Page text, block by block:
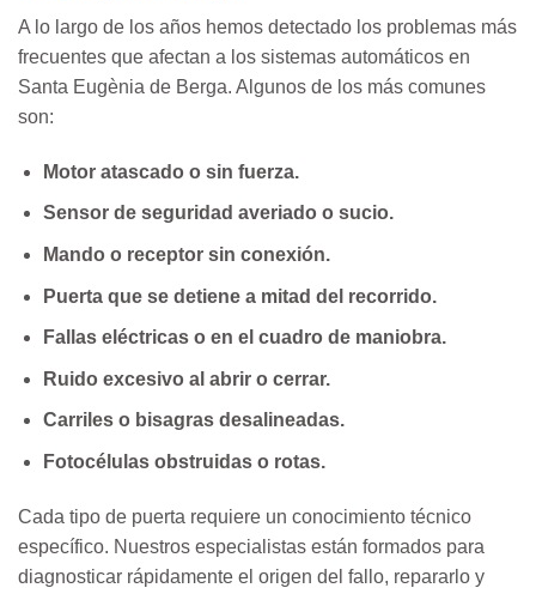
A lo largo de los años hemos detectado los problemas más
frecuentes que afectan a los sistemas automáticos en
Santa Eugènia de Berga. Algunos de los más comunes
son:
Motor atascado o sin fuerza.
Sensor de seguridad averiado o sucio.
Mando o receptor sin conexión.
Puerta que se detiene a mitad del recorrido.
Fallas eléctricas o en el cuadro de maniobra.
Ruido excesivo al abrir o cerrar.
Carriles o bisagras desalineadas.
Fotocélulas obstruidas o rotas.
Cada tipo de puerta requiere un conocimiento técnico
específico. Nuestros especialistas están formados para
diagnosticar rápidamente el origen del fallo, repararlo y